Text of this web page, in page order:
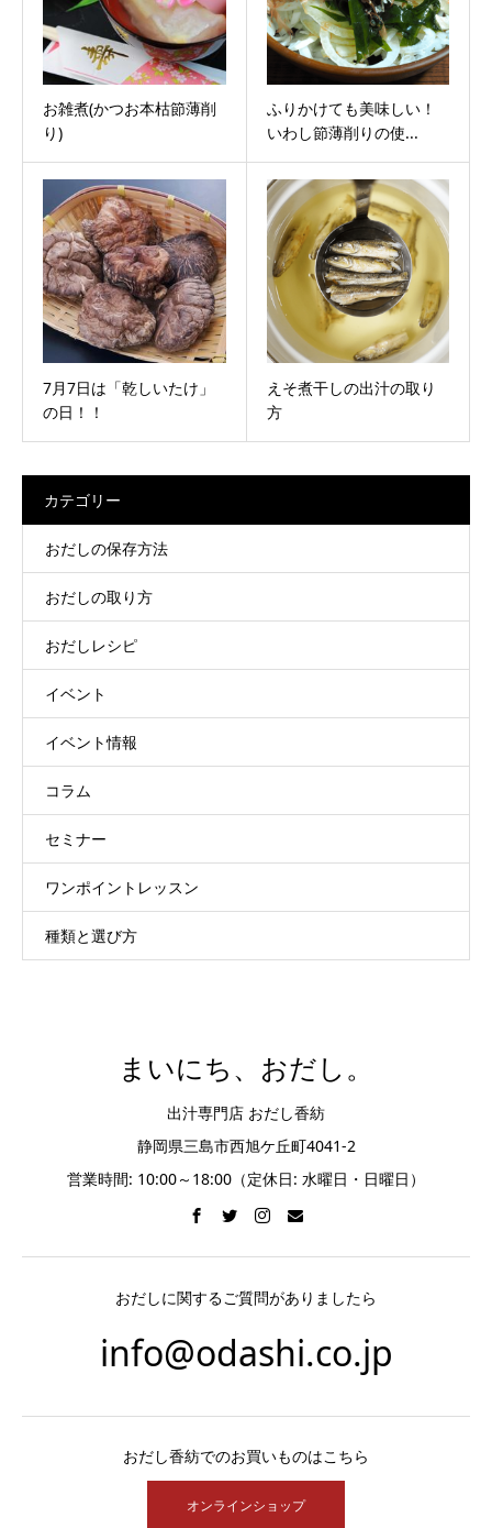
お雑煮(かつお本枯節薄削
り)
ふりかけても美味しい！
いわし節薄削りの使...
7月7日は「乾しいたけ」
の日！！
えそ煮干しの出汁の取り
方
カテゴリー
おだしの保存方法
おだしの取り方
おだしレシピ
イベント
イベント情報
コラム
セミナー
ワンポイントレッスン
種類と選び方
まいにち、おだし。
出汁専門店 おだし香紡
静岡県三島市西旭ケ丘町4041-2
営業時間: 10:00～18:00（定休日: 水曜日・日曜日）
おだしに関するご質問がありましたら
info@odashi.co.jp
おだし香紡でのお買いものはこちら
オンラインショップ